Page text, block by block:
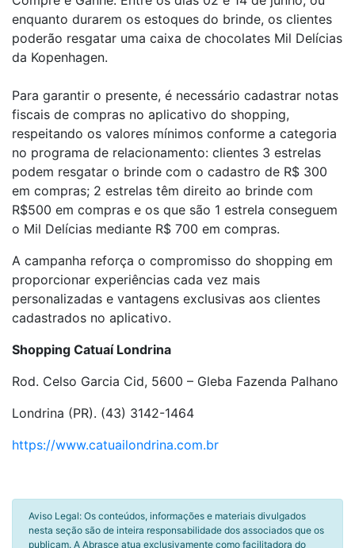
enquanto durarem os estoques do brinde, os clientes
poderão resgatar uma caixa de chocolates Mil Delícias
da Kopenhagen.
Para garantir o presente, é necessário cadastrar notas
fiscais de compras no aplicativo do shopping,
respeitando os valores mínimos conforme a categoria
no programa de relacionamento: clientes 3 estrelas
podem resgatar o brinde com o cadastro de R$ 300
em compras; 2 estrelas têm direito ao brinde com
R$500 em compras e os que são 1 estrela conseguem
o Mil Delícias mediante R$ 700 em compras.
A campanha reforça o compromisso do shopping em
proporcionar experiências cada vez mais
personalizadas e vantagens exclusivas aos clientes
cadastrados no aplicativo.
Shopping Catuaí Londrina
Rod. Celso Garcia Cid, 5600 – Gleba Fazenda Palhano
Londrina (PR). (43) 3142-1464
https://www.catuailondrina.com.br
Aviso Legal: Os conteúdos, informações e materiais divulgados
nesta seção são de inteira responsabilidade dos associados que os
publicam. A Abrasce atua exclusivamente como facilitadora do